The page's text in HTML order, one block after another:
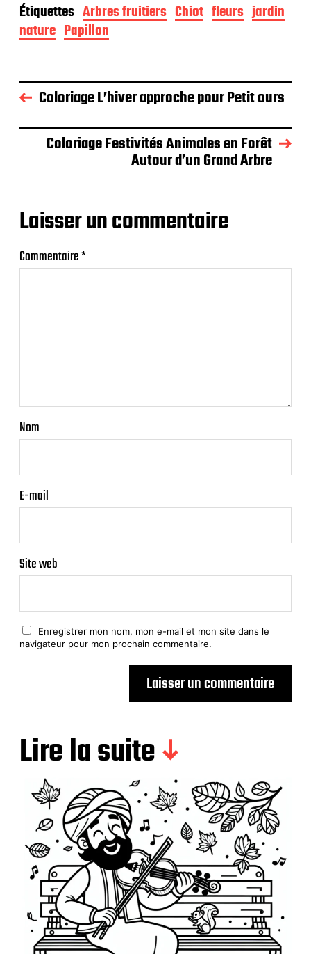
Étiquettes Arbres fruitiers Chiot fleurs jardin
nature Papillon
Coloriage L’hiver approche pour Petit ours
Coloriage Festivités Animales en Forêt
Autour d’un Grand Arbre
Laisser un commentaire
Commentaire*
Nom
E-mail
Site web
Enregistrer mon nom, mon e-mail et mon site dans le
navigateur pour mon prochain commentaire.
Lire la suite